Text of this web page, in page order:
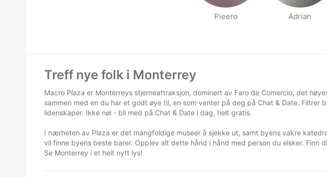
Pieero Adrian
Treff nye folk i Monterrey
Macro Plaza er Monterreys stjerneattraksjon, dominert av Faro de Comercio, det
sammen med en du har et godt øye til, en som venter på deg på Chat & Date.
lidenskaper. Ikke nøl - bli med på Chat & Date i dag, helt gratis.
I nærheten av Plaza er det mangfoldige museer å sjekke ut, samt byens vakre
vil finne byens beste barer. Opplev alt dette hånd i hånd med person du elsker.
Se Monterrey i et helt nytt lys!